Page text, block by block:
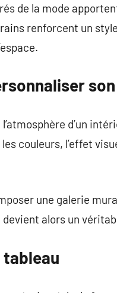
de la mode
renforcent un
d’un
couleurs, l’effet
une galerie
alors un
tableau